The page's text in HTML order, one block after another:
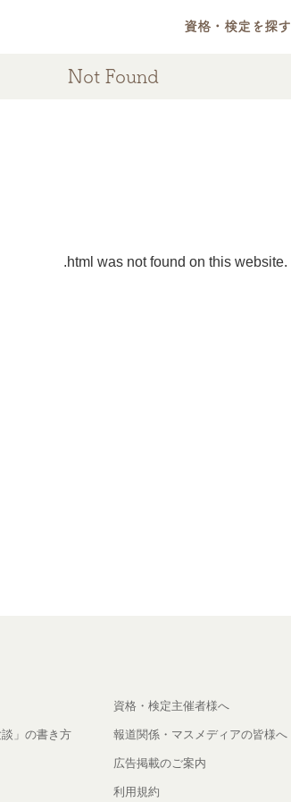
資格・検定を探す
Not Found
was not found on this website.
談」の書き方
資格・検定主催者様へ
報道関係・マスメディアの皆様へ
広告掲載のご案内
利用規約